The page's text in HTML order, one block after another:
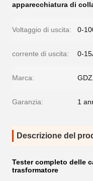
apparecchiatura di
Voltaggio di uscita: 0-
corrente di uscita: 0-
Marca:
Garanzia: 1
Descrizione del
Tester completo delle
trasformatore